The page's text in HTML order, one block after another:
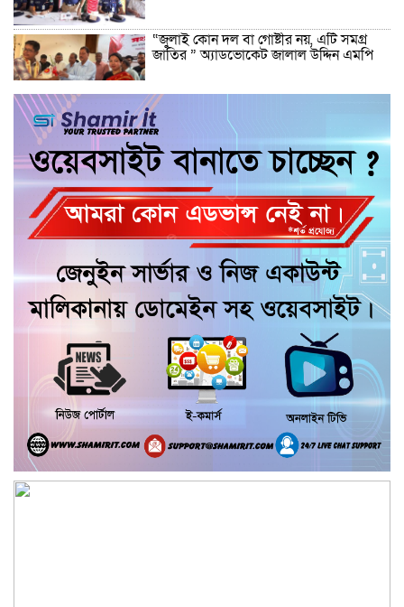
“জুলাই কোন দল বা গোষ্টীর নয়, এটি সমগ্র
জাতির ” অ্যাডভোকেট জালাল উদ্দিন এমপি
ধামরাইয়ে ট্রাক চাপায় মোটরসাইকেল আরোহী
পশু চিকিৎসক নিহত, আহত ৩